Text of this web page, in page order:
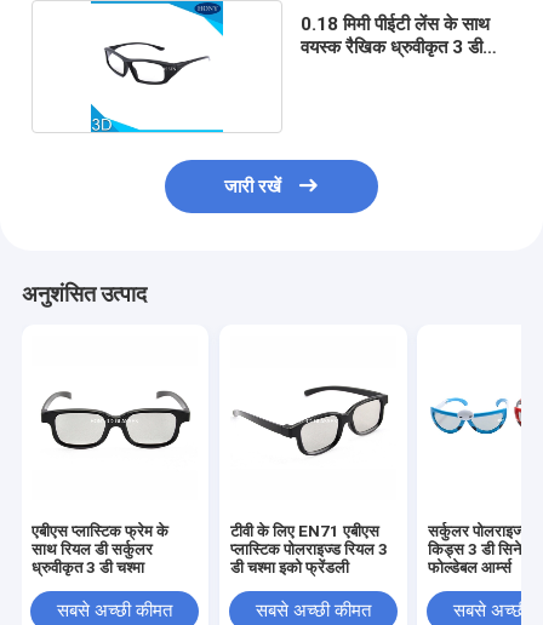
0.18 मिमी पीईटी लेंस के साथ
वयस्क रैखिक ध्रुवीकृत 3 डी
जारी रखें
अनुशंसित उत्पाद
एबीएस प्लास्टिक फ्रेम के
साथ रियल डी सर्कुलर
ध्रुवीकृत 3 डी चश्मा
सबसे अच्छी कीमत
टीवी के लिए EN71 एबीएस
प्लास्टिक पोलराइज्ड रियल 3
डी चश्मा इको फ्रेंडली
सबसे अच्छी कीमत
सर्कुलर पोलराइज्ड
किड्स 3 डी सिनेमा
फोल्डेबल आर्म्स
सबसे अच्छी